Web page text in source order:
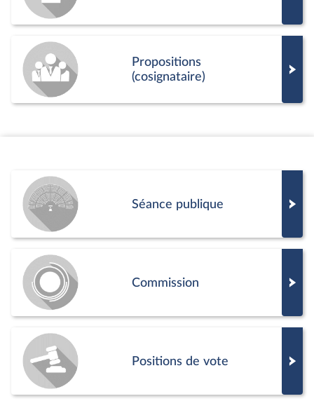
Propositions
(cosignataire)
Séance publique
Commission
Positions de vote